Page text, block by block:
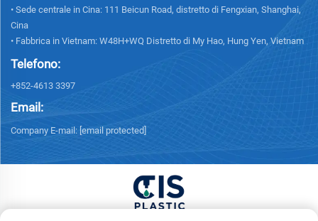
• Sede centrale in Cina: 111 Beicun Road, distretto di Fengxian, Shanghai,
Cina
• Fabbrica in Vietnam: W48H+WQ Distretto di My Hao, Hung Yen, Vietnam
Telefono:
+852-4613 3397
Email:
Company E-mail: [email protected]